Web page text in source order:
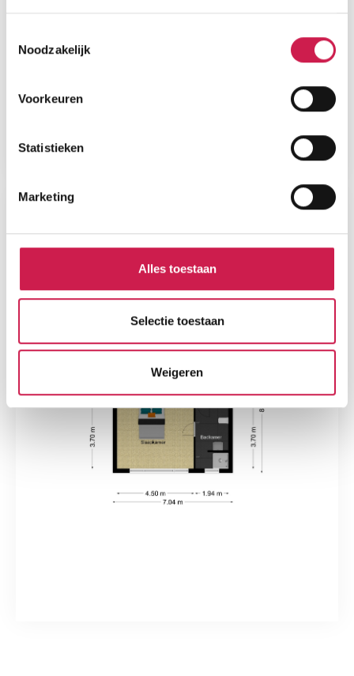
Noodzakelijk
Voorkeuren
Statistieken
Marketing
Alles toestaan
Selectie toestaan
Weigeren